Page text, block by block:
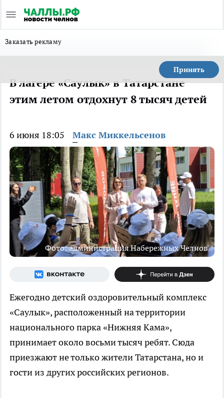
Заказать рекламу
Принять
В лагере «Саулык» в Татарстане
этим летом отдохнут 8 тысяч детей
6 июня 18:05 Макс Миккельсенов
Фото: администрация Набережных Челнов
Ежегодно детский оздоровительный комплекс
«Саулык», расположенный на территории
национального парка «Нижняя Кама»,
принимает около восьми тысяч ребят. Сюда
приезжают не только жители Татарстана, но и
гости из других российских регионов.